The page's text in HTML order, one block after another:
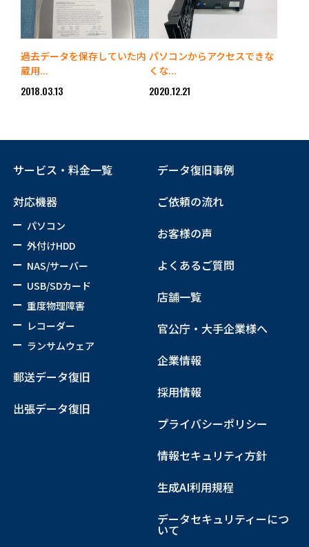
過去データを保存していた内
蔵用...
2018.03.13
パソコンからアクセスできな
くな...
2020.12.21
サービス・料金一覧
対応機器
パソコン
外付けHDD
NAS/サーバー
USB/SDカード
重度物理障害
レコーダー
ランサムウェア
郵送データ復旧
出張データ復旧
データ復旧事例
ご依頼の流れ
お客様の声
よくあるご質問
店舗一覧
官公庁・大手企業様へ
企業情報
採用情報
プライバシーポリシー
情報セキュリティ方針
生成AI利用規程
データセキュリティーにつ
いて